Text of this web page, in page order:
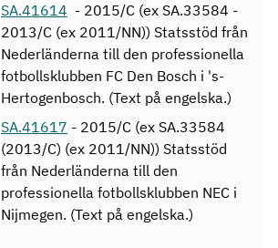
SA.41614 - 2015/C (ex SA.33584 -
2013/C (ex 2011/NN)) Statsstöd från
Nederländerna till den professionella
fotbollsklubben FC Den Bosch i 's-
Hertogenbosch. (Text på engelska.)
SA.41617 - 2015/C (ex SA.33584
(2013/C) (ex 2011/NN)) Statsstöd
från Nederländerna till den
professionella fotbollsklubben NEC i
Nijmegen. (Text på engelska.)